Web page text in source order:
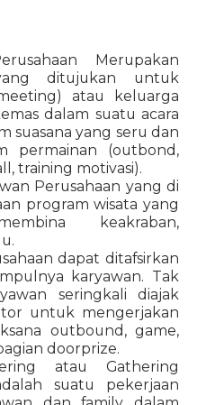
Merupakan
ditujukan untuk
atau keluarga
dalam suatu acara
suasana yang seru dan
permainan (outbond,
training motivasi).
Perusahaan yang di
program wisata yang
keakraban,
dapat ditafsirkan
karyawan. Tak
seringkali diajak
untuk mengerjakan
outbound, game,
doorprize.
atau Gathering
suatu pekerjaan